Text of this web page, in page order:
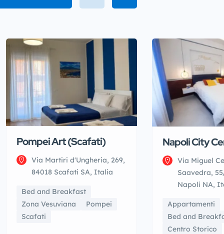
Pompei Art (Scafati)
Via Martiri d'Ungheria, 269,
84018 Scafati SA, Italia
Bed and Breakfast
Zona Vesuviana
Pompei
Scafati
Napoli City
Via Miguel
Saavedra,
Napoli NA,
Appartamenti
Bed and
Centro Storico